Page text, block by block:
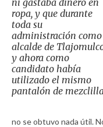
ropa, y que durante
toda su
administración como
alcalde de
y ahora como
candidato había
utilizado el mismo
pantalón de
no se obtuvo nada útil.